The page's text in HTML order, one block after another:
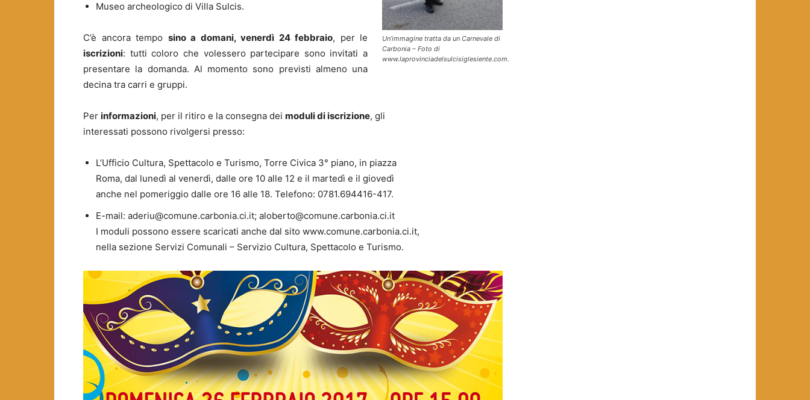
Un’immagine tratta da un Carnevale di
Carbonia – Foto di
www.laprovinciadelsulcisiglesiente.com.
Museo archeologico di Villa Sulcis.
C’è ancora tempo sino a domani, venerdì 24 febbraio, per le
iscrizioni: tutti coloro che volessero partecipare sono invitati a
presentare la domanda. Al momento sono previsti almeno una
decina tra carri e gruppi.
Per informazioni, per il ritiro e la consegna dei moduli di iscrizione, gli
interessati possono rivolgersi presso:
L’Ufficio Cultura, Spettacolo e Turismo, Torre Civica 3° piano, in piazza
Roma, dal lunedì al venerdì, dalle ore 10 alle 12 e il martedì e il giovedì
anche nel pomeriggio dalle ore 16 alle 18. Telefono: 0781.694416-417.
E-mail: aderiu@comune.carbonia.ci.it; aloberto@comune.carbonia.ci.it
I moduli possono essere scaricati anche dal sito www.comune.carbonia.ci.it,
nella sezione Servizi Comunali – Servizio Cultura, Spettacolo e Turismo.